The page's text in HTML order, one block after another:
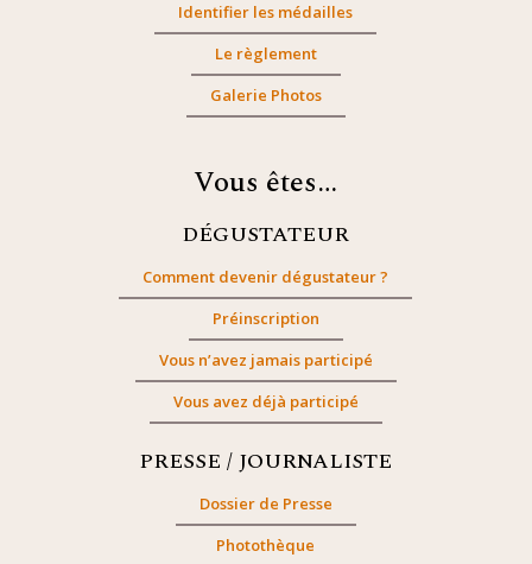
Identifier les médailles
Le règlement
Galerie Photos
Vous êtes…
DÉGUSTATEUR
Comment devenir dégustateur ?
Préinscription
Vous n’avez jamais participé
Vous avez déjà participé
PRESSE / JOURNALISTE
Dossier de Presse
Photothèque